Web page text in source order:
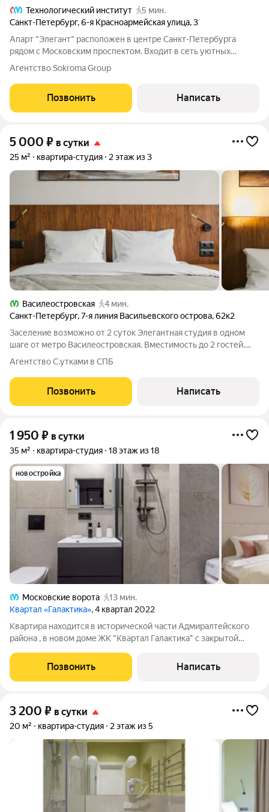
Технологический институт
5 мин.
Санкт-Петербург,6-я Красноармейская улица,3
Апарт "Элегант" расположен в центре Санкт-Петербурга
рядом с Московским проспектом. Входит в сеть уютных
апартов "Сокрома". Апарт выполнен в стиле арт-нуво с
изящными дизайном в стиле начала 20ого века. Отель
наполнен воздухом и светом. Все студии -
Агентство Sokroma Group
Позвонить Написать
5 000 ₽ в сутки
25 м² квартира-студия 2 этаж из 3
Василеостровская
4 мин.
Санкт-Петербург,7-я линия Васильевского острова,62к2
Заселение возможно от 2 суток Элегантная студия в одном
шаге от метро Василеостровская. Вместимость до 2 гостей.
САМОСТОЯТЕЛЬНОЕ заселение и выезд! Бесплатная
обязателен и составляет 3500
Агентство С.утками в СПБ
Позвонить Написать
1 950 ₽ в сутки
35 м² квартира-студия 18 этаж из 18
новостройка
Московские ворота
13 мин.
Квартал «Галактика», 4 квартал 2022
Квaртиpа нaxoдится в исторической части Адмиралтейского
района , в новом домe ЖК "Квартал Галактика" с закрытой
территорией. Действующая охрана , что говорит о реальной
заботе о безопасности В
Позвонить Написать
3 200 ₽ в сутки
20 м² квартира-студия 2 этаж из 5